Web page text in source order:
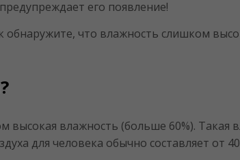
его появление!
обнаружите, что влажность слишком
влажность (больше 60%). Такая
для человека обычно составляет от